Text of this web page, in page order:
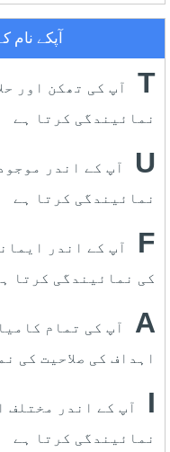
آپکے
T
آپ کی تھکن اور
نمائیندگی کرتا ہے
U
آپ کے اندر
نمائیندگی کرتا ہے
F
آپ کے اندر
کی نمائیندگی کرتا
A
آپ کی تمام
اہداف کی صلاحیت کی
I
آپ کے اندر مختلف
نمائیندگی کرتا ہے